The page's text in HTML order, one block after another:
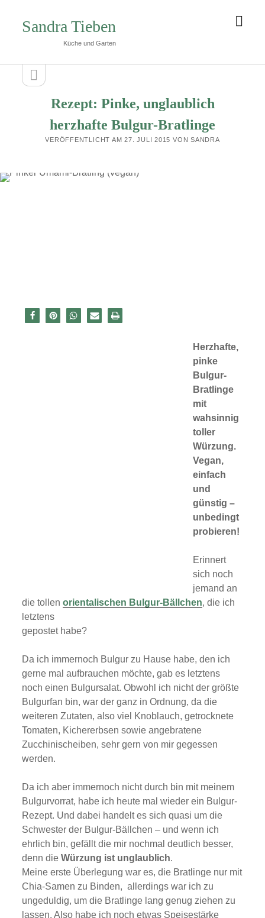
Sandra Tieben
Küche und Garten
Seitenleiste
Seitenleiste
öffnen
Rezept: Pinke, unglaublich
herzhafte Bulgur-Bratlinge
VERÖFFENTLICHT AM 27. JULI 2015 VON SANDRA
Herzhafte,
pinke
Bulgur-
Bratlinge
mit
wahsinnig
toller
Würzung.
Vegan,
einfach
und
günstig –
unbedingt
probieren!
Erinnert
sich noch
jemand an
die tollenorientalischen Bulgur-Bällchen, die ich
letztens
gepostet habe?
Da ich immernoch Bulgur zu Hause habe, den ich
gerne mal aufbrauchen möchte, gab es letztens
noch einen Bulgursalat. Obwohl ich nicht der größte
Bulgurfan bin, war der ganz in Ordnung, da die
weiteren Zutaten, also viel Knoblauch, getrocknete
Tomaten, Kichererbsen sowie angebratene
Zucchinischeiben, sehr gern von mir gegessen
werden.
Da ich aber immernoch nicht durch bin mit meinem
Bulgurvorrat, habe ich heute mal wieder ein Bulgur-
Rezept. Und dabei handelt es sich quasi um die
Schwester der Bulgur-Bällchen – und wenn ich
ehrlich bin, gefällt die mir nochmal deutlich besser,
denn dieWürzung ist unglaublich.
Meine erste Überlegung war es, die Bratlinge nur mit
Chia-Samen zu Binden, allerdings war ich zu
ungeduldig, um die Bratlinge lang genug ziehen zu
lassen. Also habe ich noch etwas Speisestärke